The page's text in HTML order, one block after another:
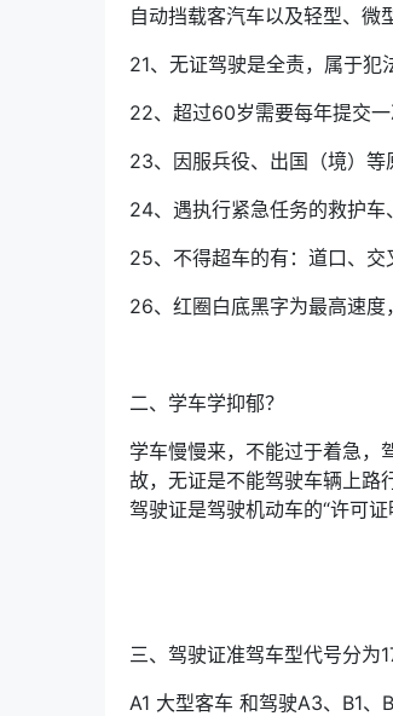
自动挡载客汽车以及轻型、微
21、无证驾驶是全责，属于犯
22、超过60岁需要每年提交一
23、因服兵役、出国（境）等
24、遇执行紧急任务的救护车
25、不得超车的有：道口、
26、红圈白底黑字为最高速度
二、学车学抑郁？
学车慢慢来，不能过于着急，
故，无证是不能驾驶车辆上路
驾驶证是驾驶机动车的“许可证
三、驾驶证准驾车型代号分为
A1 大型客车 和驾驶A3、B1、